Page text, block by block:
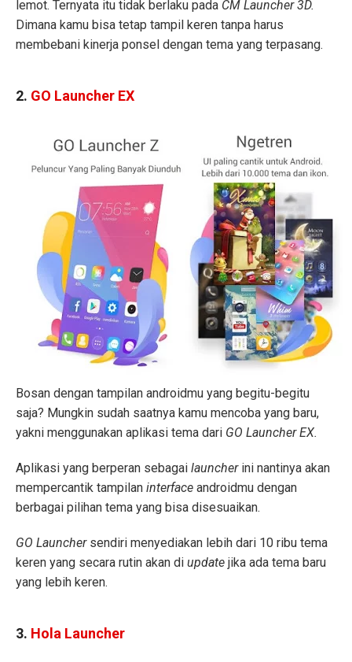
lemot. Ternyata itu tidak berlaku pada CM Launcher 3D.
Dimana kamu bisa tetap tampil keren tanpa harus
membebani kinerja ponsel dengan tema yang terpasang.
2. GO Launcher EX
Bosan dengan tampilan androidmu yang begitu-begitu
saja? Mungkin sudah saatnya kamu mencoba yang baru,
yakni menggunakan aplikasi tema dari GO Launcher EX.
Aplikasi yang berperan sebagai launcher ini nantinya akan
mempercantik tampilan interface androidmu dengan
berbagai pilihan tema yang bisa disesuaikan.
GO Launcher sendiri menyediakan lebih dari 10 ribu tema
keren yang secara rutin akan di update jika ada tema baru
yang lebih keren.
3. Hola Launcher